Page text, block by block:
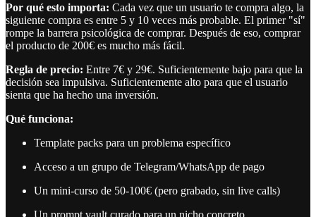
Por qué esto importa: Cada vez que un usuario te compra algo, la
siguiente compra es entre 5 y 10 veces más probable. El primer "sí"
rompe la barrera psicológica de comprar. Después de eso, comprar
el producto de 200€ es mucho más fácil.
Regla de precio: Entre 7€ y 29€. Suficientemente bajo para que la
decisión sea impulsiva. Suficientemente alto para que el usuario
sienta que ha hecho una inversión.
Qué funciona:
Template packs para un problema específico
Acceso a un grupo de Telegram/WhatsApp de pago
Un mini-curso de 50-100€ (pero grabado, sin live calls)
Un prompt vault curado para un nicho concreto